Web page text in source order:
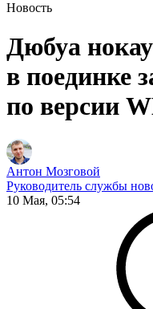
Новость
Дюбуа
в поединке
по версии
Антон Мозговой
Руководитель службы
10 Мая, 05:54